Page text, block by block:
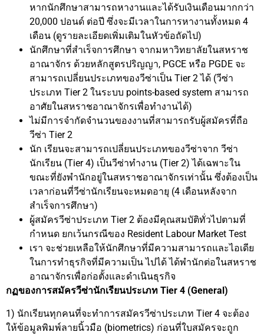
หากนักศึกษาสามารถหางานและได้รับเงินเดือนมากกว่า
20,000 ปอนด์ ต่อปี ซึ่งจะมีเวลาในการหางานทั้งหมด 4
เดือน (ดูรายละเอียดเพิ่มเติมในหัวข้อถัดไป)
นักศึกษาที่สำเร็จการศึกษา จากมหาวิทยาลัยในสหราช
อาณาจักร ด้วยหลักสูตรปริญญา, PGCE หรือ PGDE จะ
สามารถเปลี่ยนประเภทของวีซ่าเป็น Tier 2 ได้ (วีซ่า
ประเภท Tier 2 ในระบบ points-based system สามารถ
อาศัยในสหราชอาณาจักรเพื่อทำงานได้)
ไม่มีการจำกัดจำนวนของงานที่สามารถรับผู้สมัครที่ถือ
วีซ่า Tier 2
นัก เรียนจะสามารถเปลี่ยนประเภทของวีซ่าจาก วีซ่า
นักเรียน (Tier 4) เป็นวีซ่าทำงาน (Tier 2) ได้เฉพาะใน
ขณะที่ยังพำนักอยู่ในสหราชอาณาจักรเท่านั้น ซึ่งต้องเป็น
เวลาก่อนที่วีซ่านักเรียนจะหมดอายุ (4 เดือนหลังจาก
สำเร็จการศึกษา)
ผู้สมัครวีซ่าประเภท Tier 2 ต้องมีคุณสมบัติทั่วไปตามที่
กำหนด ยกเว้นกรณีของ Resident Labour Market Test
เรา จะช่วยเหลือให้นักศึกษาที่มีความสามารถและไอเดีย
ในการทำธุรกิจที่มีความเป็น ไปได้ ได้พำนักต่อในสหราช
อาณาจักรเพื่อก่อตั้งและดำเนินธุรกิจ
กฏของการสมัครวีซ่านักเรียนประเภท Tier 4 (General)
1) นักเรียนทุกคนที่จะทำการสมัครวีซ่าประเภท Tier 4 จะต้อง
ให้ข้อมูลพิมพ์ลายนิ้วมือ (biometrics) ก่อนที่ใบสมัครจะถูก